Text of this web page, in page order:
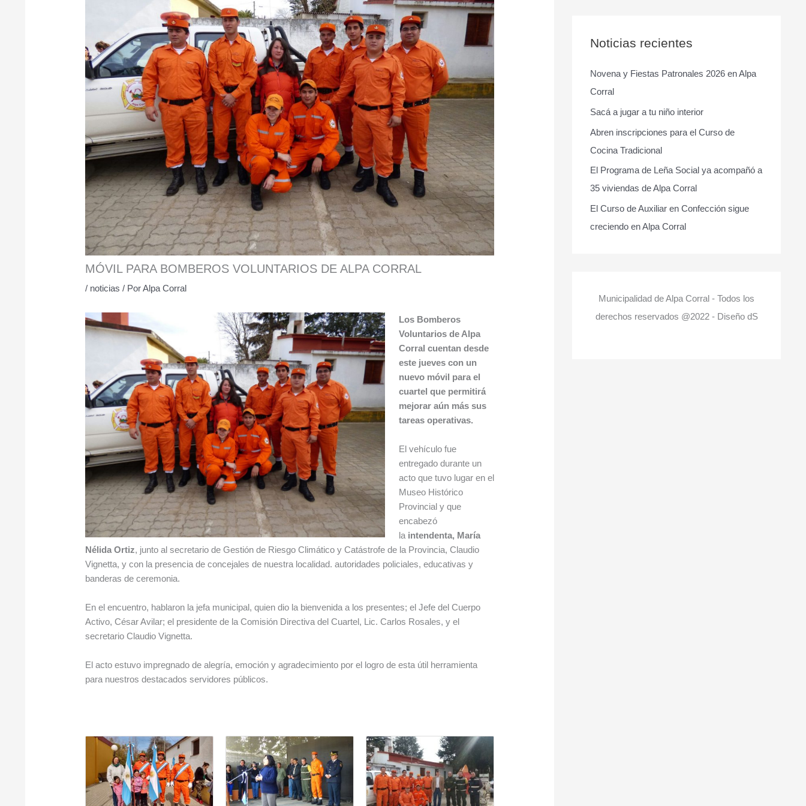
MÓVIL PARA BOMBEROS VOLUNTARIOS DE ALPA CORRAL
/ noticias / PorAlpa Corral
Los Bomberos
Voluntarios de Alpa
Corral cuentan desde
este jueves con un
nuevo móvil para el
cuartel que permitirá
mejorar aún más sus
tareas operativas.
El vehículo fue
entregado durante un
acto que tuvo lugar en el
Museo Histórico
Provincial y que
encabezó
laintendenta, María
Nélida Ortiz, junto al secretario de Gestión de Riesgo Climático y Catástrofe de la Provincia, Claudio
Vignetta, y con la presencia de concejales de nuestra localidad. autoridades policiales, educativas y
banderas de ceremonia.
En el encuentro, hablaron la jefa municipal, quien dio la bienvenida a los presentes; el Jefe del Cuerpo
Activo, César Avilar; el presidente de la Comisión Directiva del Cuartel, Lic. Carlos Rosales, y el
secretario Claudio Vignetta.
El acto estuvo impregnado de alegría, emoción y agradecimiento por el logro de esta útil herramienta
para nuestros destacados servidores públicos.
a
p
o
r
:
Noticias recientes
Novena y Fiestas Patronales 2026 en Alpa
Corral
Sacá a jugar a tu niño interior
Abren inscripciones para el Curso de
Cocina Tradicional
El Programa de Leña Social ya acompañó a
35 viviendas de Alpa Corral
El Curso de Auxiliar en Confección sigue
creciendo en Alpa Corral
Municipalidad de Alpa Corral - Todos los
derechos reservados @2022 - Diseño dS